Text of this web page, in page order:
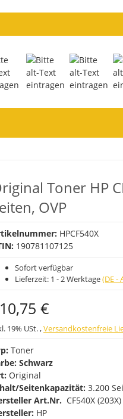
Toner HP
OVP
HPCF540X
190781107125
Sofort verfügbar
Lieferzeit: 1 - 2 Werktage(DE -
€
19% USt. ,Versandkostenfreie
Toner
Schwarz
Original
Seitenkapazität: 3.200
Art.Nr. CF540X (203X)
HP